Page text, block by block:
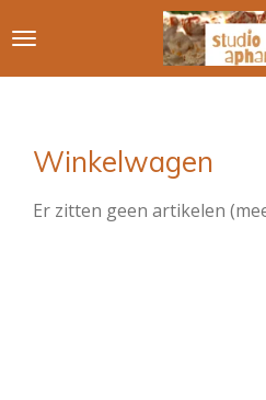
direct
naar
Winkelwagen
Er zitten geen artikelen